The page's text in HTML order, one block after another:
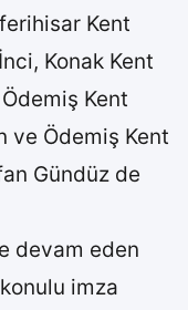
Kent
Konak Kent
Kent
ve Ödemiş Kent
Gündüz de
devam eden
imza